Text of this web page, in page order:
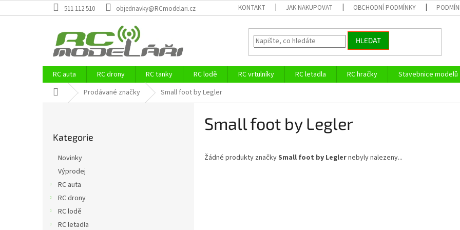
na
511 112 510 objednavky@RCmodelari.cz KONTAKT JAK NAKUPOVAT OBCHODNÍ PODMÍNKY
HLEDAT
RC auta RC drony RC tanky RC lodě RC vrtulníky RC letadla RC hračky Stavebnice modelů
Domů Prodávané značky Small foot by Legler
kategorie
Kategorie
Novinky
Výprodej
RC auta
RC drony
RC lodě
RC letadla
Small foot by Legler
Žádné produkty značkySmall foot by Leglernebyly nalezeny...